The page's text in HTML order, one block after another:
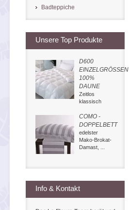
Badteppiche
Unsere Top Produkte
D600
EINZELGRÖSSEN
100%
DAUNE
Zeitlos
klassisch
COMO -
DOPPELBETT
edelster
Mako-Brokat-
Damast, ...
Info & Kontakt